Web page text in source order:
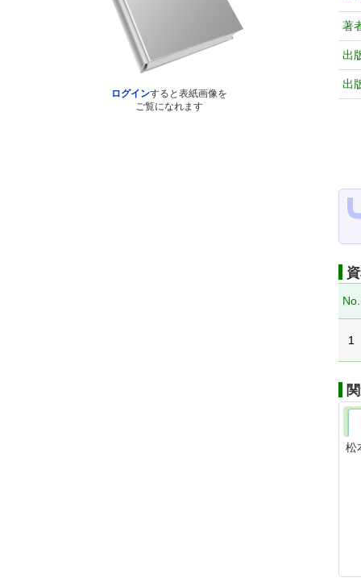
ログインすると表紙画像を
ご覧になれます
著
出
出
No.
1
松